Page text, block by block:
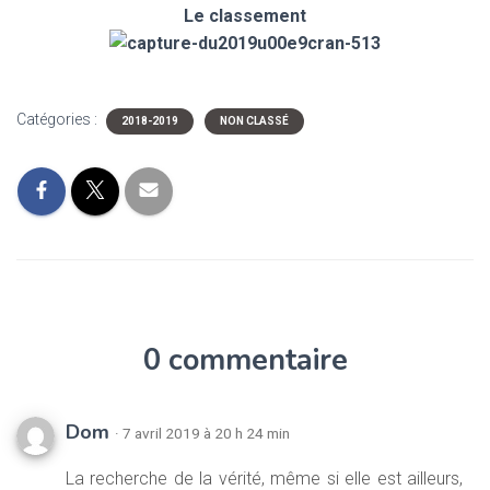
Le classement
Catégories : 2018-2019 NON CLASSÉ
0 commentaire
Dom · 7 avril 2019 à 20 h 24 min
La recherche de la vérité, même si elle est ailleurs,